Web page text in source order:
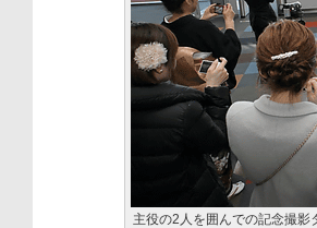
主役の2人を囲んでの記念撮影